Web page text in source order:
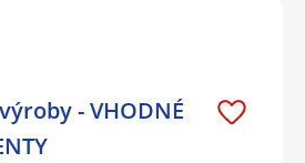
- VHODNÉ